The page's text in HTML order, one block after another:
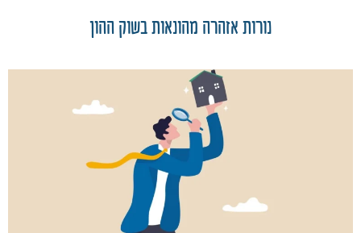
נורות אזהרה מהונאות בשוק ההון